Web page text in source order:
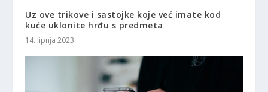
Uz ove trikove i sastojke koje već imate kod
kuće uklonite hrđu s predmeta
14. lipnja 2023.